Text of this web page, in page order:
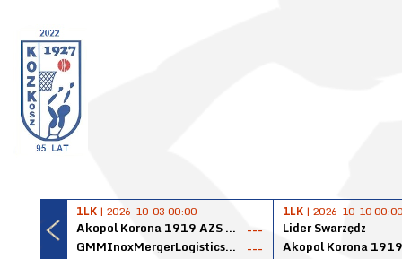
1LK | 2026-10-03 00:00
Akopol Korona 1919 AZS PK Kraków
---
GMMInoxMergerLogisticsPanteryŁańcut
---
1LK | 2026-10-10 00:00
Lider Swarzędz